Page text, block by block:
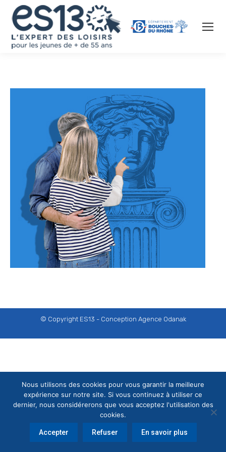
© Copyright ES13 - Conception Agence Odanak
Nous utilisons des cookies pour vous garantir la meilleure
expérience sur notre site. Si vous continuez à utiliser ce
dernier, nous considérerons que vous acceptez l'utilisation des
cookies.
Accepter Refuser En savoir plus